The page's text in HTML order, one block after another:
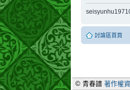
討論區首頁
© 青春譜著作權